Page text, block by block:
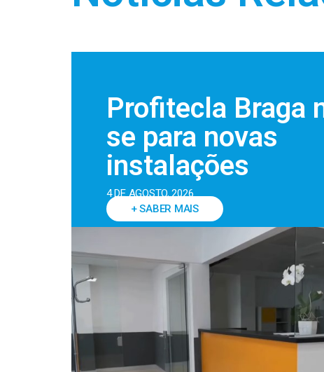
Profitecla Braga
se para novas
instalações
4 DE AGOSTO, 2026
+ SABER MAIS